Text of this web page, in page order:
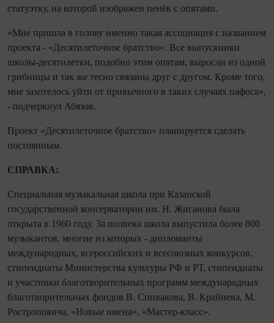
статуэтку, на которой изображен пенёк с опятами.
«Мне пришла в голову именно такая ассоциация с названием
проекта - «Десятилеточное братство». Все выпускники
школы-десятилетки, подобно этим опятам, выросли из одной
грибницы и так же тесно связаны друг с другом. Кроме того,
мне захотелось уйти от привычного в таких случаях пафоса»,
- подчеркнул Абязов.
Проект «Десятилеточное братство» планируется сделать
постоянным.
СПРАВКА:
Специальная музыкальная школа при Казанской
государственной консерватории им. Н. Жиганова была
открыта в 1960 году. За полвека школа выпустила более 800
музыкантов, многие из которых - дипломанты
международных, всероссийских и всесоюзных конкурсов,
стипендиаты Министерства культуры РФ и РТ, стипендиаты
и участники благотворительных программ международных
благотворительных фондов В. Спивакова, В. Крайнева, М.
Ростроповича, «Новые имена», «Мастер-класс».